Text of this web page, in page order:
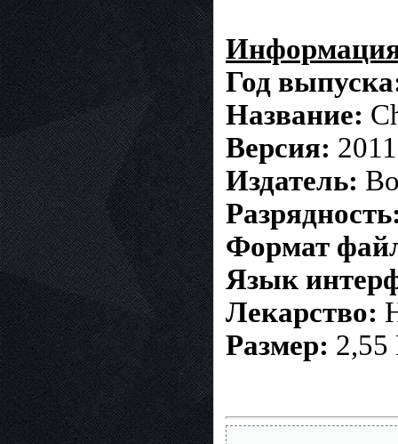
Год
Название:
Версия:
Издатель:
Формат
Язык
Лекарство:
Размер: 2,55